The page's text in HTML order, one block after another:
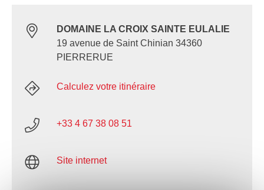
DOMAINE LA CROIX SAINTE EULALIE
19 avenue de Saint Chinian 34360
PIERRERUE
Calculez votre itinéraire
+33 4 67 38 08 51
Site internet